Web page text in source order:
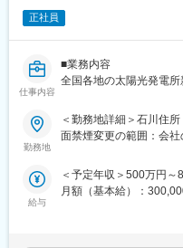
■1日の業務イメージ：
9:00 出社
10:00～11:00 社内業務
11:00～13:00 移動＆修
16:00～17:30 社内業務
17:30 帰宅
正社員
仕事内容
■業務内容
全国各地の太陽光発電所
・管理全般（安全管理・
管理：進捗管理も含む）
・見積作成他
勤務地
＜勤務地詳細＞石川住
面禁煙変更の範囲：会社
給与
＜予定年収＞500万円～
月額（基本給）：